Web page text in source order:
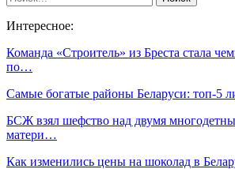
Интересное:
Команда «Строитель» из Бреста стала
по…
Самые богатые районы Беларуси: топ-5
БСЖ взял шефство над двумя
матери…
Как изменились цены на шоколад в